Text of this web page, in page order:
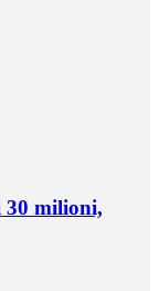
30 milioni,